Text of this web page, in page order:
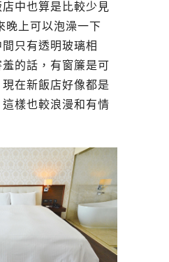
中也算是比較少見
晚上可以泡澡一下
間只有透明玻璃相
的話，有窗簾是可
在新飯店好像都是
樣也較浪漫和有情